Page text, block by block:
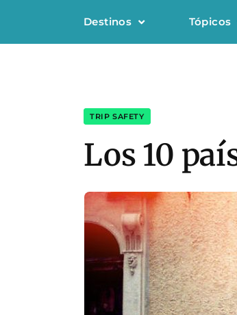
Destinos Tópicos
TRIP SAFETY
Los 10